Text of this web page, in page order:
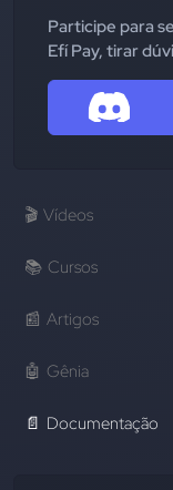
Participe para
Efí Pay, tirar
🎬 Vídeos
📚 Cursos
📰 Artigos
🤖 Gênia
📄 Documentação